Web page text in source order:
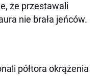
że przestawali
nie brała jeńców.
półtora okrążenia